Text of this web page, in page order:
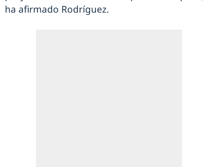
ha afirmado Rodríguez.